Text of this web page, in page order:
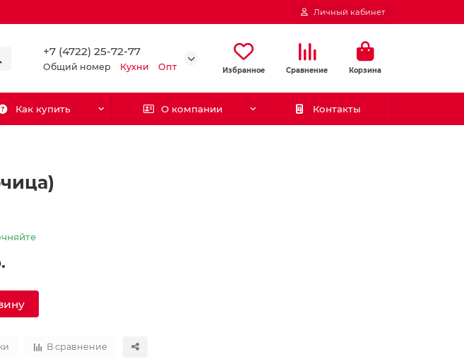
Личный кабинет
+7 (4722) 25-72-77
Общий номер Кухни Опт Избранное Сравнение Корзина
Как купить О компании Контакты
В сравнение